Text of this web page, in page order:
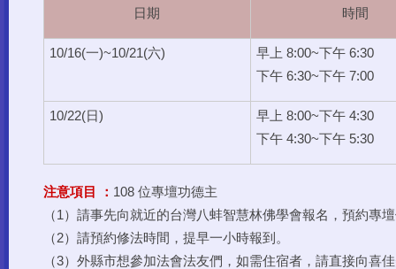
日期 時間
10/16(一)~10/21(六)
早上 8:00~下午 6:30
下午 6:30~下午 7:00
10/22(日)
早上 8:00~下午 4:30
下午 4:30~下午 5:30
注意項目 ： 108 位專壇功德主
（1）請事先向就近的台灣八蚌智慧林佛學會報名，預約專
（2）請預約修法時間，提早一小時報到。
（3）外縣市想參加法會法友們，如需住宿者，請直接向喜